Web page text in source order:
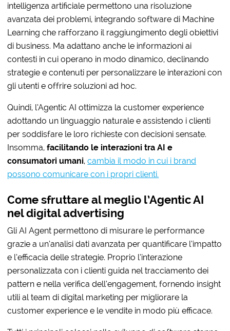
intelligenza artificiale permettono una risoluzione
avanzata dei problemi, integrando software di Machine
Learning che rafforzano il raggiungimento degli obiettivi
di business. Ma adattano anche le informazioni ai
contesti in cui operano in modo dinamico, declinando
strategie e contenuti per personalizzare le interazioni con
gli utenti e offrire soluzioni ad hoc.
Quindi, l’Agentic AI ottimizza la customer experience
adottando un linguaggio naturale e assistendo i clienti
per soddisfare le loro richieste con decisioni sensate.
Insomma,facilitando le interazioni tra AI e
consumatori umani,cambia il modo in cui i brand
possono comunicare con i propri clienti.
Come sfruttare al meglio l’Agentic AI
nel digital advertising
Gli AI Agent permettono di misurare le performance
grazie a un’analisi dati avanzata per quantificare l’impatto
e l’efficacia delle strategie. Proprio l’interazione
personalizzata con i clienti guida nel tracciamento dei
pattern e nella verifica dell’engagement, fornendo insight
utili al team di digital marketing per migliorare la
customer experience e le vendite in modo più efficace.